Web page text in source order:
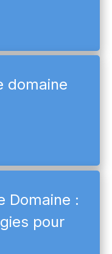
domaine
Domaine :
pour